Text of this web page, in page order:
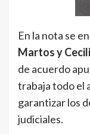
En la nota se
Martos y
de acuerdo
trabaja todo el
garantizar los
judiciales.